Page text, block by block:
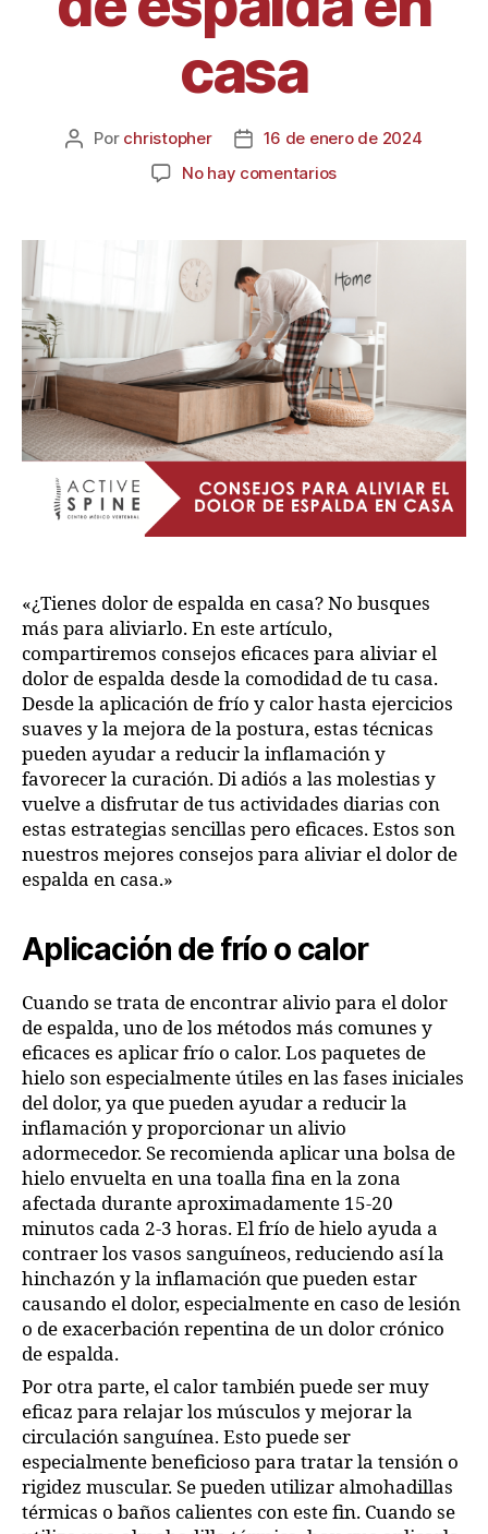
casa
Por christopher
16 de enero de 2024
No hay comentarios
«¿Tienes dolor de espalda en casa? No busques
más para aliviarlo. En este artículo,
compartiremos consejos eficaces para aliviar el
dolor de espalda desde la comodidad de tu casa.
Desde la aplicación de frío y calor hasta ejercicios
suaves y la mejora de la postura, estas técnicas
pueden ayudar a reducir la inflamación y
favorecer la curación. Di adiós a las molestias y
vuelve a disfrutar de tus actividades diarias con
estas estrategias sencillas pero eficaces. Estos son
nuestros mejores consejos para aliviar el dolor de
espalda en casa.»
Aplicación de frío o calor
Cuando se trata de encontrar alivio para el dolor
de espalda, uno de los métodos más comunes y
eficaces es aplicar frío o calor. Los paquetes de
hielo son especialmente útiles en las fases iniciales
del dolor, ya que pueden ayudar a reducir la
inflamación y proporcionar un alivio
adormecedor. Se recomienda aplicar una bolsa de
hielo envuelta en una toalla fina en la zona
afectada durante aproximadamente 15-20
minutos cada 2-3 horas. El frío de hielo ayuda a
contraer los vasos sanguíneos, reduciendo así la
hinchazón y la inflamación que pueden estar
causando el dolor, especialmente en caso de lesión
o de exacerbación repentina de un dolor crónico
de espalda.
Por otra parte, el calor también puede ser muy
eficaz para relajar los músculos y mejorar la
circulación sanguínea. Esto puede ser
especialmente beneficioso para tratar la tensión o
rigidez muscular. Se pueden utilizar almohadillas
térmicas o baños calientes con este fin. Cuando se